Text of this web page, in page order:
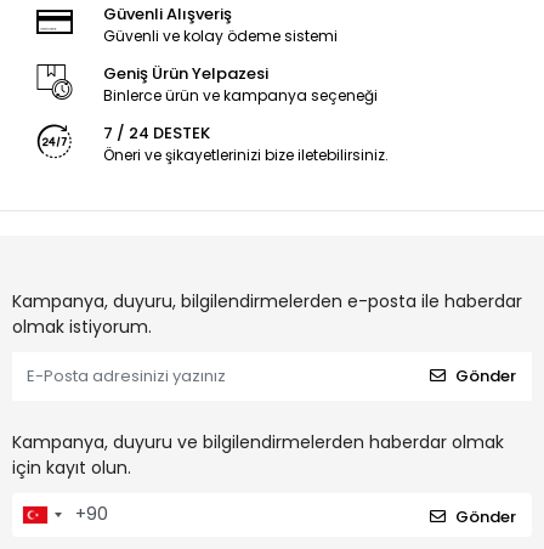
Güvenli Alışveriş
Güvenli ve kolay ödeme sistemi
Geniş Ürün Yelpazesi
Binlerce ürün ve kampanya seçeneği
7 / 24 DESTEK
Öneri ve şikayetlerinizi bize iletebilirsiniz.
Kampanya, duyuru, bilgilendirmelerden e-posta ile haberdar
olmak istiyorum.
Gönder
Kampanya, duyuru ve bilgilendirmelerden haberdar olmak
için kayıt olun.
Gönder